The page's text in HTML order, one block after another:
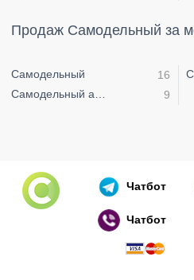
Російський воєнний
🇷🇺 🚢 🖕 PS:
Продаж Самодельный за
Самодельный
16
Самодельный авто
9
Чатбот
Чатбот